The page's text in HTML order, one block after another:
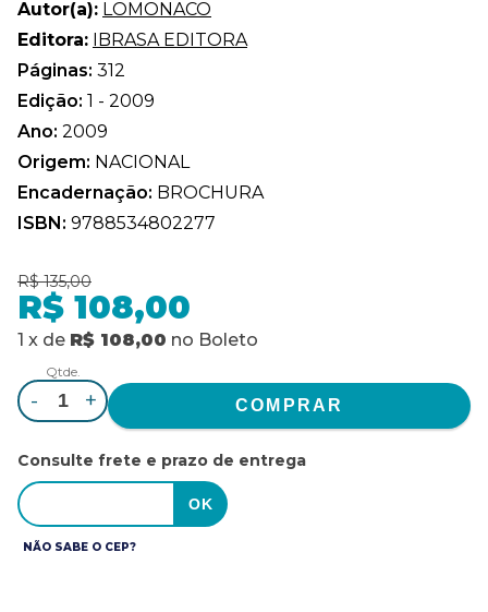
Autor(a): LOMONACO
Editora: IBRASA EDITORA
Páginas: 312
Edição: 1 - 2009
Ano: 2009
Origem: NACIONAL
Encadernação: BROCHURA
ISBN: 9788534802277
R$ 135,00
R$ 108,00
1 x de R$ 108,00 no Boleto
Qtde.
- +
Consulte frete e prazo de entrega
NÃO SABE O CEP?